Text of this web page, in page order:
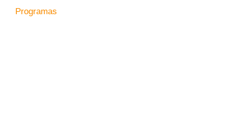
Programas